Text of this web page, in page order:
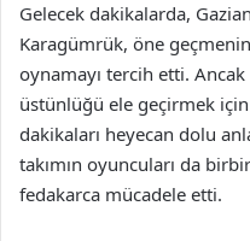
Gelecek dakikalarda,
Karagümrük, öne
oynamayı tercih etti.
üstünlüğü ele geçirmek
dakikaları heyecan dolu
takımın oyuncuları da
fedakarca mücadele etti.